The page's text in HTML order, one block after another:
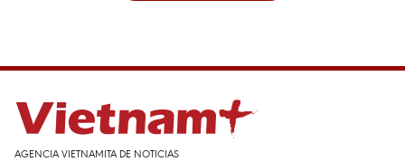
AGENCIA VIETNAMITA DE NOTICIAS